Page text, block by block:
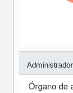
Órgano de